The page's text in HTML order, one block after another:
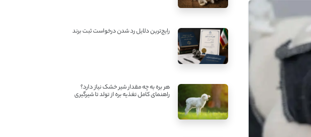
رایج‌ترین دلایل رد شدن درخواست ثبت برند
هر بره به چه مقدار شیر خشک نیاز دارد؟
راهنمای کامل تغذیه بره از تولد تا شیرگیری